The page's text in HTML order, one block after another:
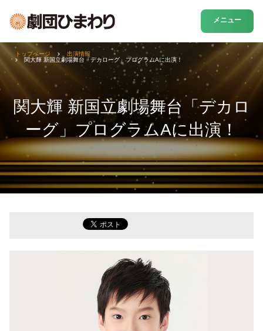
メニュー
関大輝 新国立劇場舞台「デカロ
ーグ」プログラムAに出演！
トップページ
出演情報
関大輝 新国立劇場舞台「デカローグ」プログラムAに出演！